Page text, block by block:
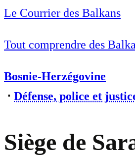
Le Courrier des Balkans
Tout comprendre des
Bosnie-Herzégovine
⋅ Défense, police et
Siège de